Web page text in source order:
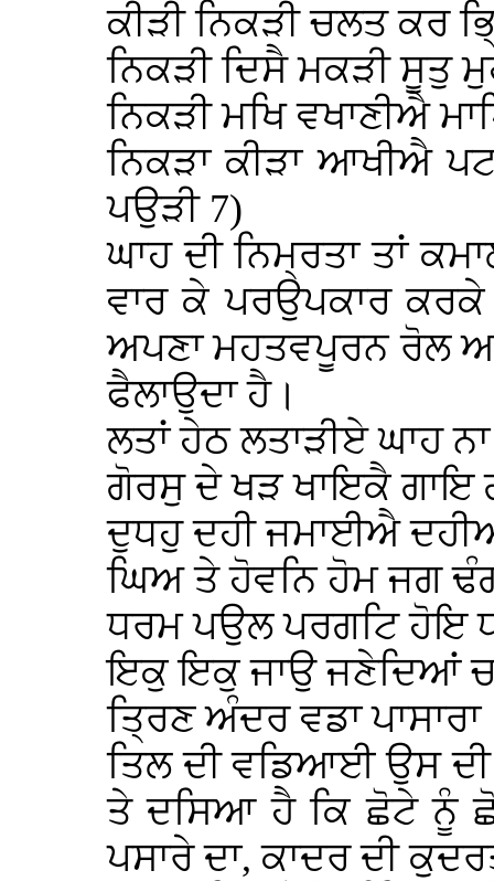
ਕੀੜੀ ਨਿਕੜੀ ਚਲਤ ਕਰ
ਨਿਕੜੀ ਦਿਸੈ ਮਕੜੀ ਸੂਤੁ
ਨਿਕੜੀ ਮਖਿ ਵਖਾਣੀਐ
ਨਿਕੜਾ ਕੀੜਾ ਆਖੀਐ
ਪਉੜੀ 7)
ਘਾਹ ਦੀ ਨਿਮ੍ਰਤਾ ਤਾਂ
ਵਾਰ ਕੇ ਪਰਉਪਕਾਰ ਕਰਕੇ
ਅਪਣਾ ਮਹਤਵਪੂਰਨ ਰੋਲ
ਫੈਲਾਉਦਾ ਹੈ।
ਲਤਾਂ ਹੇਠ ਲਤਾੜੀਏ ਘਾਹ
ਗੋਰਸੁ ਦੇ ਖੜ ਖਾਇਕੈ ਗਾਇ
ਦੁਧਹੁ ਦਹੀ ਜਮਾਈਐ
ਘਿਅ ਤੇ ਹੋਵਨਿ ਹੋਮ ਜਗ
ਧਰਮ ਪਉਲ ਪਰਗਟਿ ਹੋਇ
ਇਕੁ ਇਕੁ ਜਾਉ ਜਣੇਦਿਆਂ
ਤ੍ਰਿਣ ਅੰਦਰ ਵਡਾ
ਤਿਲ ਦੀ ਵਡਿਆਈ ਉਸ
ਤੇ ਦਸਿਆ ਹੈ ਕਿ ਛੋਟੇ ਨੂੰ
ਪਸਾਰੇ ਦਾ, ਕਾਦਰ ਦੀ